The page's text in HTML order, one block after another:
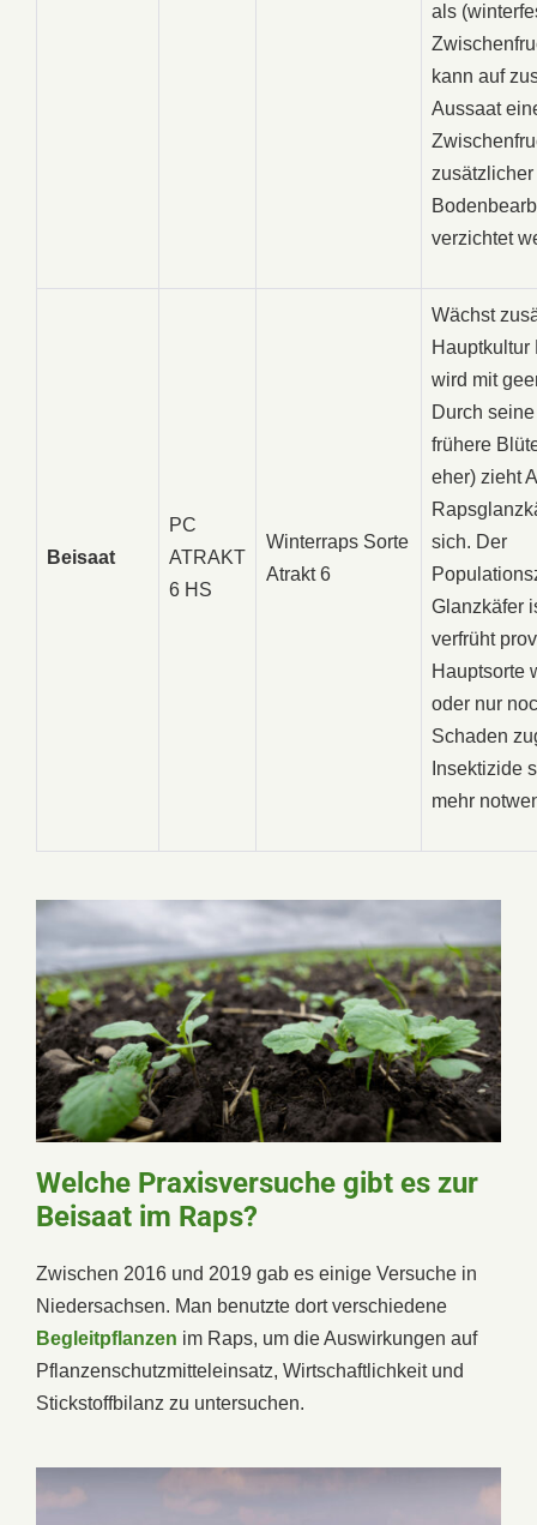
als
kann auf
Aussaat
zusätzlicher
verzichtet
Beisaat
PC
ATRAKT
6 HS
Winterraps Sorte
Atrakt 6
Wächst
Hauptkultur
wird mit
Durch
frühere
eher) zieht
sich. Der
Glanzkäfer
verfrüht
Hauptsorte
oder nur
Schaden
Insektizide
mehr
Welche Praxisversuche gibt es zur
Beisaat im Raps?
Zwischen 2016 und 2019 gab es einige Versuche in
Niedersachsen. Man benutzte dort verschiedene
Begleitpflanzen im Raps, um die Auswirkungen auf
Pflanzenschutzmitteleinsatz, Wirtschaftlichkeit und
Stickstoffbilanz zu untersuchen.